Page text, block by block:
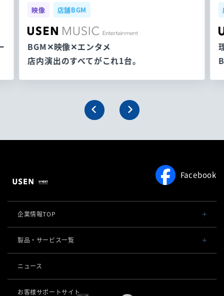
映像 店舗BGM
BGM✕映像✕エンタメ
店内演出のすべてがこれ1台。
Facebook
企業情報TOP
会社概要・役員一覧
社長メッセージ
製品・サービス一覧
POSレジ 他
オーダーシステム
導入事例
ニュース
お客様サポートサイト